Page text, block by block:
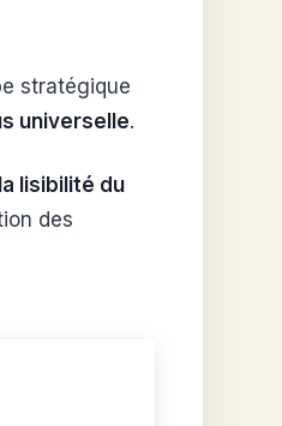
stratégique
universelle.
lisibilité du
des